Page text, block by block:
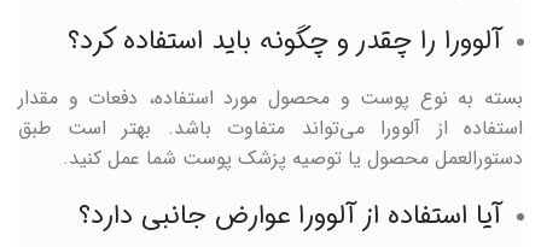
آلوورا را چقدر و چگونه باید استفاده کرد؟
بسته به نوع پوست و محصول مورد استفاده، دفعات و مقدار
استفاده از آلوورا می‌تواند متفاوت باشد. بهتر است طبق
دستورالعمل محصول یا توصیه پزشک پوست شما عمل کنید.
آیا استفاده از آلوورا عوارض جانبی دارد؟